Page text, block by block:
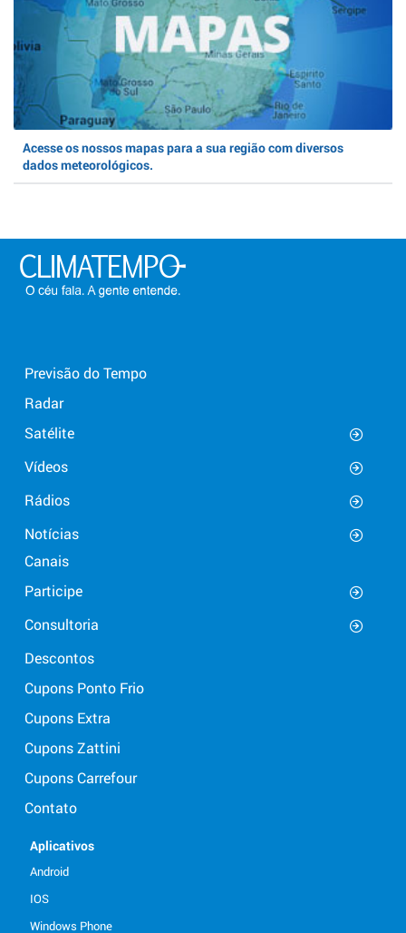
Acesse os nossos mapas para a sua região com diversos
dados meteorológicos.
Previsão do Tempo
Radar
Satélite
Vídeos
Rádios
Notícias
Canais
Participe
Consultoria
Descontos
Cupons Ponto Frio
Cupons Extra
Cupons Zattini
Cupons Carrefour
Contato
Aplicativos
Android
IOS
Windows Phone